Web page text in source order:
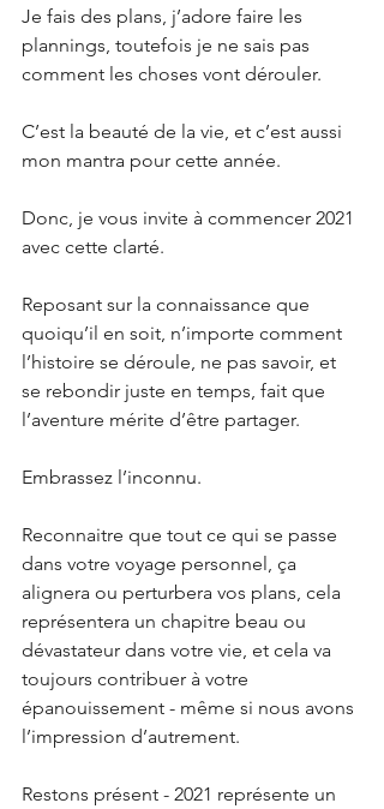
Je fais des plans, j’adore faire les
plannings, toutefois je ne sais pas
comment les choses vont dérouler.
C’est la beauté de la vie, et c’est aussi
mon mantra pour cette année.
Donc, je vous invite à commencer 2021
avec cette clarté.
Reposant sur la connaissance que
quoiqu’il en soit, n’importe comment
l’histoire se déroule, ne pas savoir, et
se rebondir juste en temps, fait que
l’aventure mérite d’être partager.
Embrassez l’inconnu.
Reconnaitre que tout ce qui se passe
dans votre voyage personnel, ça
alignera ou perturbera vos plans, cela
représentera un chapitre beau ou
dévastateur dans votre vie, et cela va
toujours contribuer à votre
épanouissement - même si nous avons
l’impression d’autrement.
Restons présent - 2021 représente un